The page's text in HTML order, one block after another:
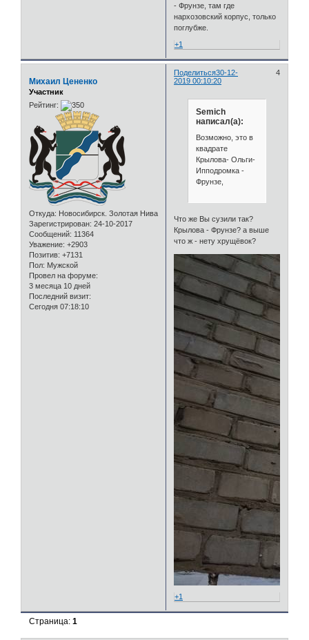
- Фрунзе, там где
нархозовский корпус, только
поглубже.
+1
Поделиться 4
30-12-
2019 00:10:20
Михаил Цененко
Участник
Рейтинг:
Откуда: Новосибирск. Золотая Нива
Зарегистрирован: 24-10-2017
Сообщений: 11364
Уважение: +2903
Позитив: +7131
Пол: Мужской
Провел на форуме:
3 месяца 10 дней
Последний визит:
Сегодня 07:18:10
Semich
написал(а):
Возможно, это в
квадрате
Крылова- Ольги-
Ипподромка -
Фрунзе,
Что же Вы сузили так?
Крылова - Фрунзе? а выше
что ж - нету хрущёвок?
+1
Страница:1